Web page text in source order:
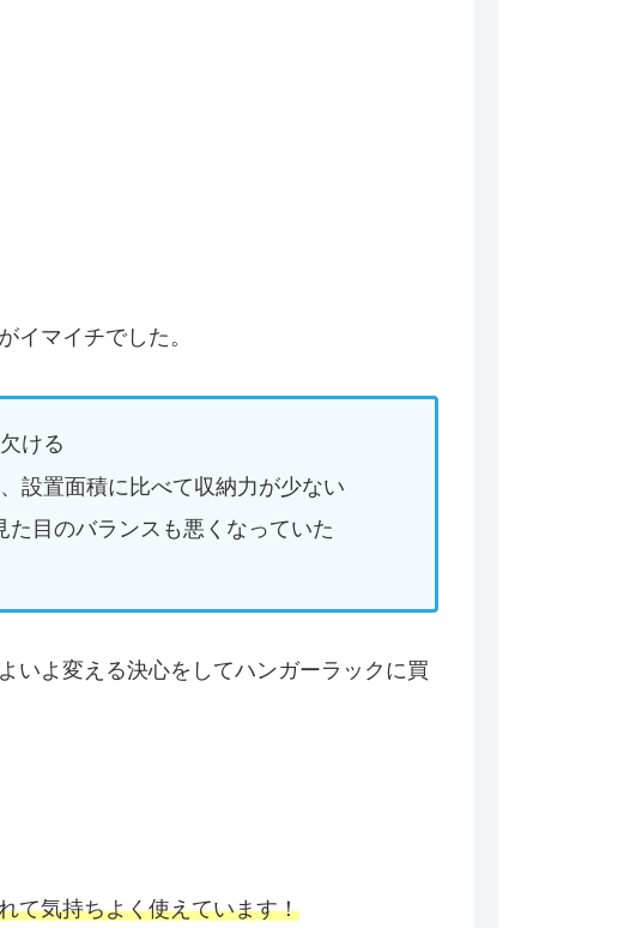
イマイチでした。
ける
設置面積に比べて収納力が少ない
目のバランスも悪くなっていた
いよ変える決心をしてハンガーラックに買
て気持ちよく使えています！